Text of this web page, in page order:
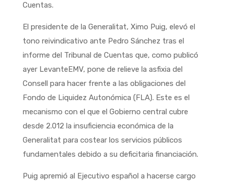
Cuentas.
El presidente de la Generalitat, Ximo Puig, elevó el
tono reivindicativo ante Pedro Sánchez tras el
informe del Tribunal de Cuentas que, como publicó
ayer LevanteEMV, pone de relieve la asfixia del
Consell para hacer frente a las obligaciones del
Fondo de Liquidez Autonómica (FLA). Este es el
mecanismo con el que el Gobierno central cubre
desde 2.012 la insuficiencia económica de la
Generalitat para costear los servicios públicos
fundamentales debido a su deficitaria financiación.
Puig apremió al Ejecutivo español a hacerse cargo